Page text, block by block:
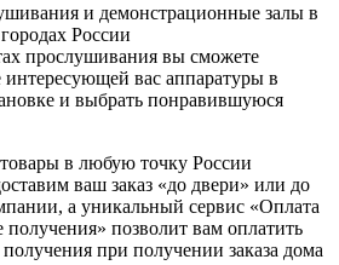
и демонстрационные залы в
России
прослушивания вы сможете
интересующей вас аппаратуры в
и выбрать понравившуюся
в любую точку России
ваш заказ «до двери» или до
а уникальный сервис «Оплата
позволит вам оплатить
при получении заказа дома